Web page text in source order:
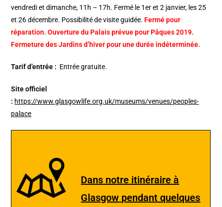
vendredi et dimanche, 11h – 17h. Fermé le 1er et 2 janvier, les 25
et 26 décembre. Possibilité de visite guidée. Fermé pour
réparation. Ouverture du Palais prévue pour Pâques 2019.
Fermeture des Jardins d’hiver pour une durée indéterminée.
Tarif d’entrée : Entrée gratuite.
Site officiel
: https://www.glasgowlife.org.uk/museums/venues/peoples-
palace
Dans notre itinéraire à
Glasgow pendant quelques